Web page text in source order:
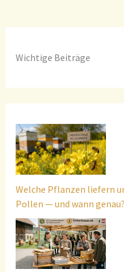
Wichtige Beiträge
Welche Pflanzen liefern
Pollen — und wann genau?